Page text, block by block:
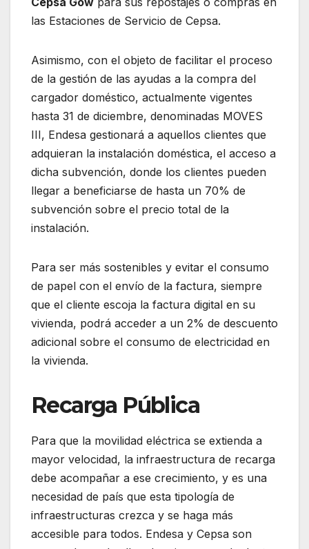
las Estaciones de Servicio de Cepsa.
Asimismo, con el objeto de facilitar el proceso
de la gestión de las ayudas a la compra del
cargador doméstico, actualmente vigentes
hasta 31 de diciembre, denominadas MOVES
III, Endesa gestionará a aquellos clientes que
adquieran la instalación doméstica, el acceso a
dicha subvención, donde los clientes pueden
llegar a beneficiarse de hasta un 70% de
subvención sobre el precio total de la
instalación.
Para ser más sostenibles y evitar el consumo
de papel con el envío de la factura, siempre
que el cliente escoja la factura digital en su
vivienda, podrá acceder a un 2% de descuento
adicional sobre el consumo de electricidad en
la vivienda.
Recarga Pública
Para que la movilidad eléctrica se extienda a
mayor velocidad, la infraestructura de recarga
debe acompañar a ese crecimiento, y es una
necesidad de país que esta tipología de
infraestructuras crezca y se haga más
accesible para todos. Endesa y Cepsa son